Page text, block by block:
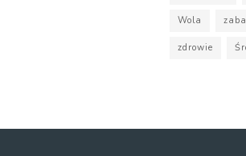
Wola
zdrowie